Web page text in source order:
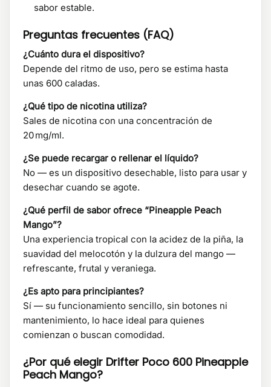
sabor estable.
Preguntas frecuentes (FAQ)
¿Cuánto dura el dispositivo?
Depende del ritmo de uso, pero se estima hasta
unas 600 caladas.
¿Qué tipo de nicotina utiliza?
Sales de nicotina con una concentración de
20 mg/ml.
¿Se puede recargar o rellenar el líquido?
No — es un dispositivo desechable, listo para usar y
desechar cuando se agote.
¿Qué perfil de sabor ofrece “Pineapple Peach
Mango”?
Una experiencia tropical con la acidez de la piña, la
suavidad del melocotón y la dulzura del mango —
refrescante, frutal y veraniega.
¿Es apto para principiantes?
Sí — su funcionamiento sencillo, sin botones ni
mantenimiento, lo hace ideal para quienes
comienzan o buscan comodidad.
¿Por qué elegir Drifter Poco 600 Pineapple
Peach Mango?